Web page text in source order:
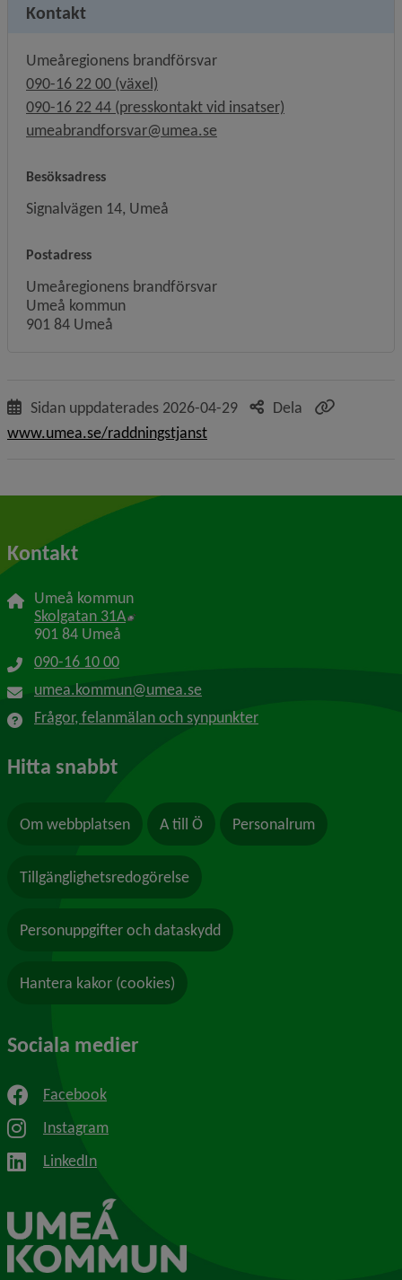
Kontakt
Umeåregionens brandförsvar
090-16 22 00 (växel)
090-16 22 44 (presskontakt vid insatser)
umeabrandforsvar@umea.se
Besöksadress
Signalvägen 14, Umeå
Postadress
Umeåregionens brandförsvar
Umeå kommun
901 84 Umeå
Sidan uppdaterades 2026-04-29
Dela
www.umea.se/raddningstjanst
Kontakt
Umeå kommun
Skolgatan 31A Länk till annan webbplats, öppnas i nytt
901 84 Umeå
090-16 10 00
umea.kommun@umea.se
Frågor, felanmälan och synpunkter
Hitta snabbt
Om webbplatsen A till Ö Personalrum
Tillgänglighetsredogörelse
Personuppgifter och dataskydd
Hantera kakor (cookies)
Sociala medier
Facebook
Instagram
LinkedIn